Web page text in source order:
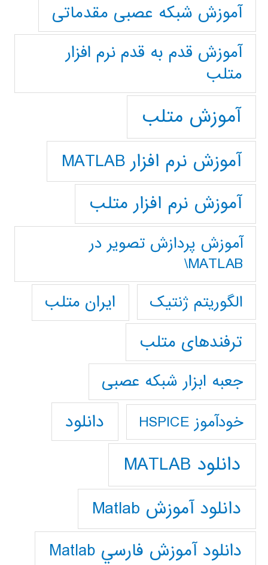
آموزش شبکه عصبی مقدماتی
آموزش قدم به قدم نرم افزار
متلب
آموزش متلب
آموزش نرم افزار MATLAB
آموزش نرم افزار متلب
آموزش پردازش تصوير در
MATLAB\
الگوریتم ژنتیک
ایران متلب
ترفندهای متلب
جعبه ابزار شبکه عصبی
خودآموز HSPICE دانلود
دانلود MATLAB
دانلود آموزش Matlab
دانلود آموزش فارسي Matlab